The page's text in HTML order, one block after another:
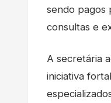
sendo pagos
consultas e
A secretária
iniciativa